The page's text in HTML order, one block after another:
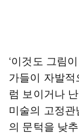
‘이것도 그림
가들이 자발
럼 보이거나
미술의 고정
의 문턱을 낮